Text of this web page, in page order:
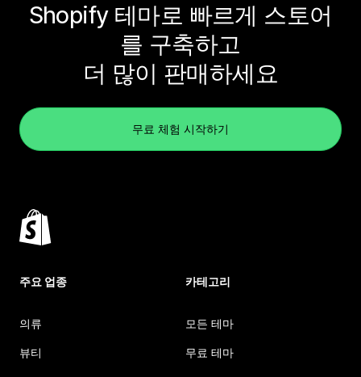
Shopify 테마로 빠르게 스토어
를 구축하고
더 많이 판매하세요
무료 체험 시작하기
주요 업종
의류
뷰티
카테고리
모든 테마
무료 테마